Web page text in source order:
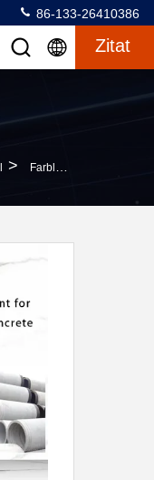
86-133-26410386
Zitat
> Farbloser Oder Hellgelber Flüssiger PU-Freisetzungsmittel, Hervorragende Freisetzungsleistung